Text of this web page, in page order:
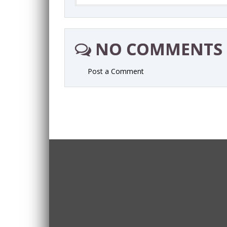
NO COMMENTS
Post a Comment